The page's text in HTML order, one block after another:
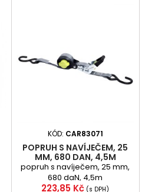
KÓD: CAR83071
POPRUH S NAVÍJEČEM, 25
MM, 680 DAN, 4,5M
popruh s navíječem, 25 mm,
680 daN, 4,5m
Cena
223,85 Kč (s DPH)